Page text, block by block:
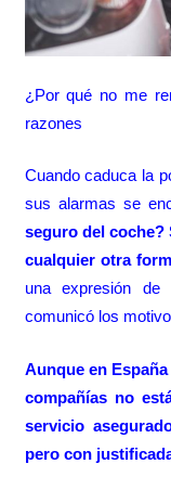
¿Por qué no me
razones
Cuando caduca la
sus alarmas se
seguro del coche?
cualquier otra
una expresión
comunicó los
Aunque en
compañías no
servicio
pero con